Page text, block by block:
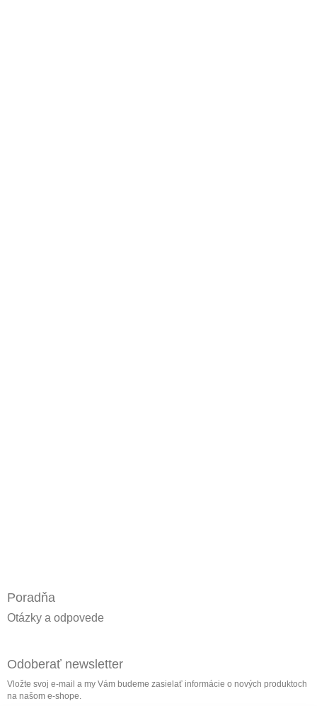
Poradňa
Otázky a odpovede
Odoberať newsletter
Vložte svoj e-mail a my Vám budeme zasielať informácie o nových produktoch
na našom e-shope.